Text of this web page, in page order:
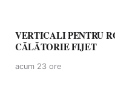
VERTICALI PENTRU
CĂLĂTORIE FIJET
acum 23 ore